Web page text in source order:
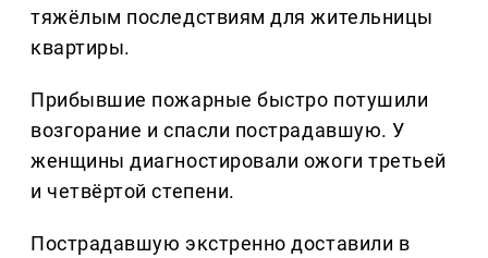
тяжёлым последствиям для жительницы
квартиры.
Прибывшие пожарные быстро потушили
возгорание и спасли пострадавшую. У
женщины диагностировали ожоги третьей
и четвёртой степени.
Пострадавшую экстренно доставили в